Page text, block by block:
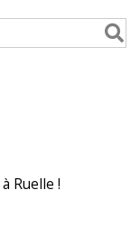
Ruelle !